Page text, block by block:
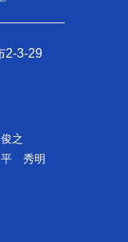
2-3-29
之
平 秀明